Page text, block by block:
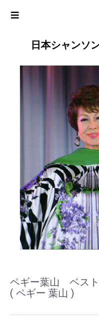
日本シャン
ペギー葉山 ベス
( ペギー 葉山 )